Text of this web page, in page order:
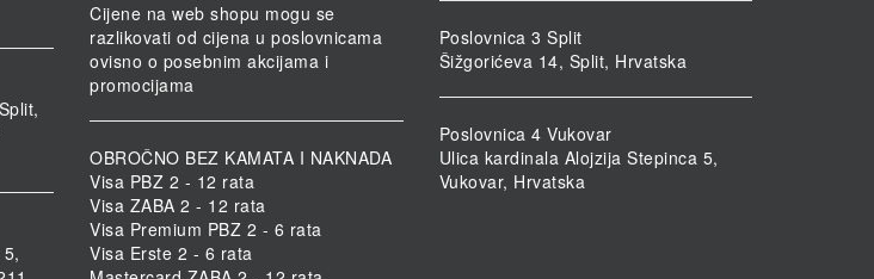
Cijene na web shopu mogu se
razlikovati od cijena u poslovnicama
ovisno o posebnim akcijama i
promocijama
OBROČNO BEZ KAMATA I NAKNADA
Visa PBZ 2 - 12 rata
Visa ZABA 2 - 12 rata
Visa Premium PBZ 2 - 6 rata
Visa Erste 2 - 6 rata
Poslovnica 3 Split
Šižgorićeva 14, Split, Hrvatska
Poslovnica 4 Vukovar
Ulica kardinala Alojzija Stepinca 5,
Vukovar, Hrvatska